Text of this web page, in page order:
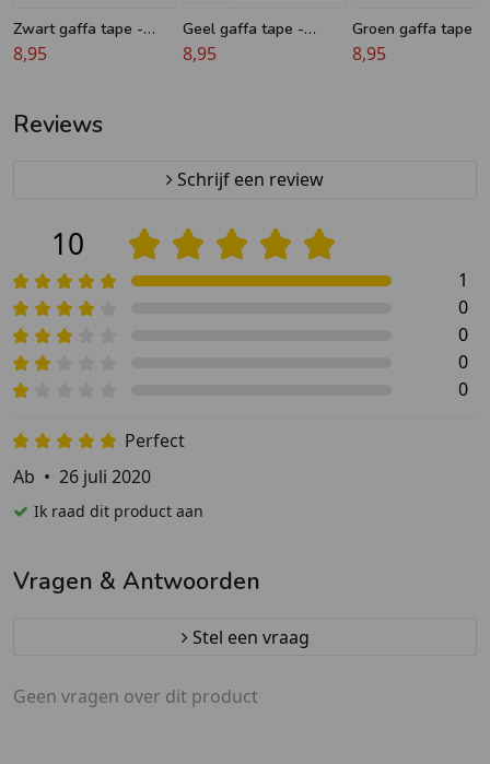
Zwart gaffa tape -
Nichiban
8,95
Geel gaffa tape -
Nichiban
8,95
Groen gaffa tape -
Nichiban
8,95
Reviews
Schrijf een review
10
1
0
0
0
0
Perfect
Ab • 26 juli 2020
Ik raad dit product aan
Vragen & Antwoorden
Stel een vraag
Geen vragen over dit product